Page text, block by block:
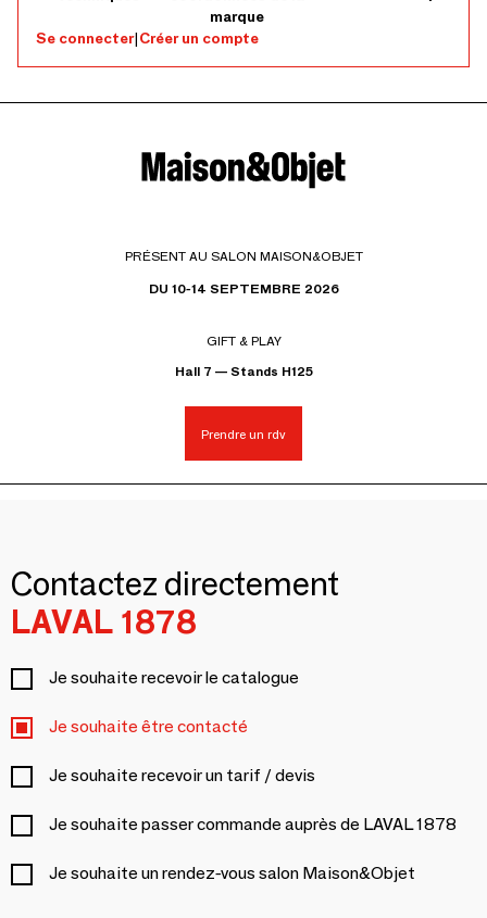
marque
Se connecter|Créer un compte
PRÉSENT AU SALON MAISON&OBJET
DU 10-14 SEPTEMBRE 2026
GIFT & PLAY
Hall 7 — Stands H125
Prendre un rdv
Contactez directement
LAVAL 1878
Je souhaite recevoir le catalogue
Je souhaite être contacté
Je souhaite recevoir un tarif / devis
Je souhaite passer commande auprès de LAVAL 1878
Je souhaite un rendez-vous salon Maison&Objet